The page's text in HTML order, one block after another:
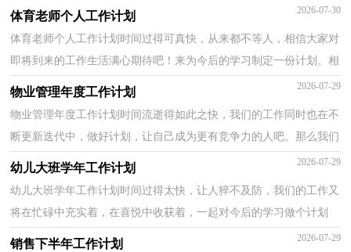
好地规划一下吧。好的计划都具备一些什么特点呢？下面是...
体育老师个人工作计划 2026-07-30
体育老师个人工作计划时间过得可真快，从来都不等人，相信大家对
即将到来的工作生活满心期待吧！来为今后的学习制定一份计划。相
信大家又在为写计划犯愁了吧？以下是小编整理的体育...
物业管理年度工作计划 2026-07-29
物业管理年度工作计划时间流逝得如此之快，我们的工作同时也在不
断更新迭代中，做好计划，让自己成为更有竞争力的人吧。那么我们
该怎么去写计划呢？下面是小编精心整理的物业管理年...
幼儿大班学年工作计划 2026-07-29
幼儿大班学年工作计划时间过得太快，让人猝不及防，我们的工作又
将在忙碌中充实着，在喜悦中收获着，一起对今后的学习做个计划
吧。你所接触过的计划都是什么样子的呢？下面是小编精心...
销售下半年工作计划 2026-07-29